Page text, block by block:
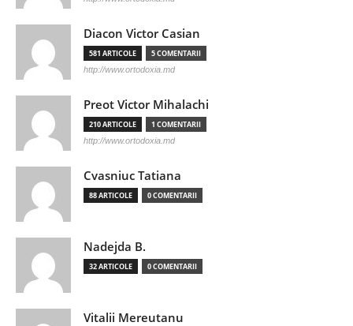
Diacon Victor Casian
581 ARTICOLE 5 COMENTARII
http://www.ortodoxia.md
Preot Victor Mihalachi
210 ARTICOLE 1 COMENTARII
http://www.ortodoxia.md
Cvasniuc Tatiana
88 ARTICOLE 0 COMENTARII
Nadejda B.
32 ARTICOLE 0 COMENTARII
Vitalii Mereutanu